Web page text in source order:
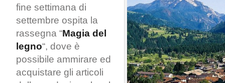
fine settimana di
settembre ospita la
rassegna “Magia del
legno“, dove è
possibile ammirare ed
acquistare gli articoli